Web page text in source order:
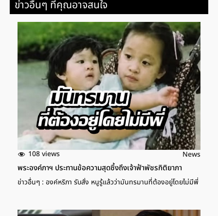
ข่าวอื่นๆ ที่คุณอาจสนใจ
108 views News
พระองค์ภาฯ ประทานข้อความสุดซึ้งถึงเจ้าฟ้าพัชรกิติยาภา
ข่าวอื่นๆ : องค์หริภา รับสั่ง หนูรู้แล้วว่ามันทรมานที่ต้องอยู่โดยไม่มีพี่